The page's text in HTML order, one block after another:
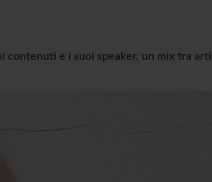
contenuti e i suoi speaker, un mix tra